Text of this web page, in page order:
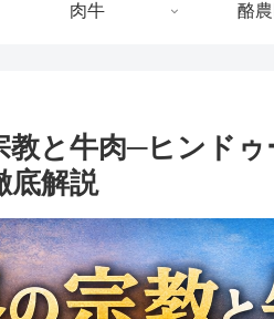
肉牛 酪
教と牛肉─ヒンド
底解説